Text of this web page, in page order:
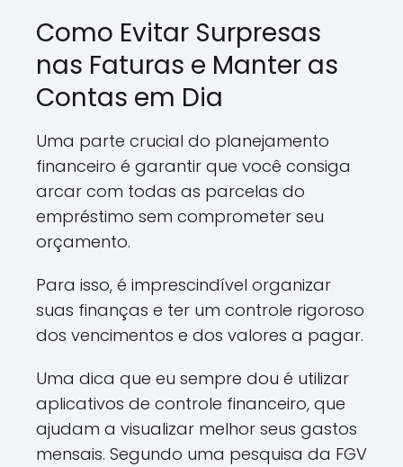
Como Evitar Surpresas
nas Faturas e Manter as
Contas em Dia
Uma parte crucial do planejamento
financeiro é garantir que você consiga
arcar com todas as parcelas do
empréstimo sem comprometer seu
orçamento.
Para isso, é imprescindível organizar
suas finanças e ter um controle rigoroso
dos vencimentos e dos valores a pagar.
Uma dica que eu sempre dou é utilizar
aplicativos de controle financeiro, que
ajudam a visualizar melhor seus gastos
mensais. Segundo uma pesquisa da FGV